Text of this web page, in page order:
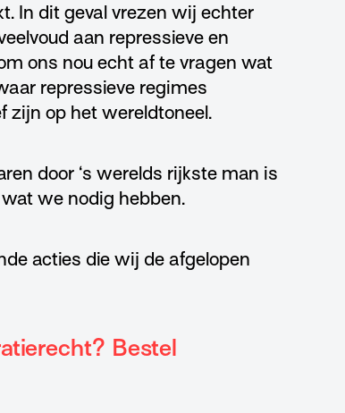
In dit geval vrezen wij echter
aan repressieve en
ons nou echt af te vragen wat
repressieve regimes
zijn op het wereldtoneel.
door ‘s werelds rijkste man is
we nodig hebben.
acties die wij de afgelopen
Bestel